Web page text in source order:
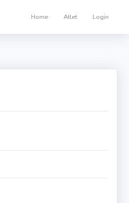
Home Atlet Login